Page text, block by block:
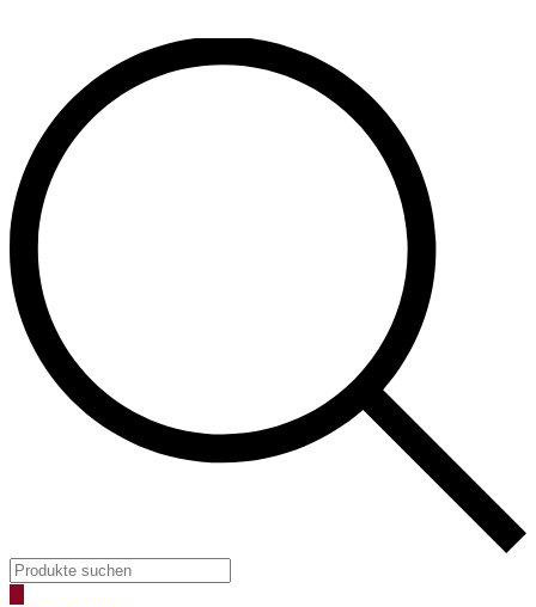
Products
search